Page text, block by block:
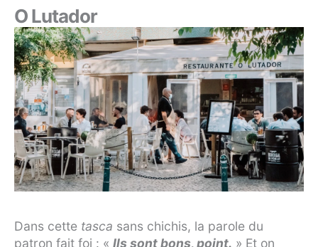
O Lutador
Dans cette tasca sans chichis, la parole du
patron fait foi : « Ils sont bons, point. » Et on